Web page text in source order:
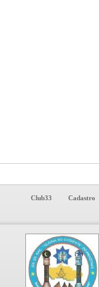
Club33 Cadastro